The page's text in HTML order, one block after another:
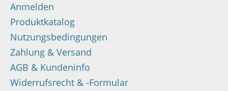
Anmelden
Produktkatalog
Nutzungsbedingungen
Zahlung & Versand
AGB & Kundeninfo
Widerrufsrecht & -Formular